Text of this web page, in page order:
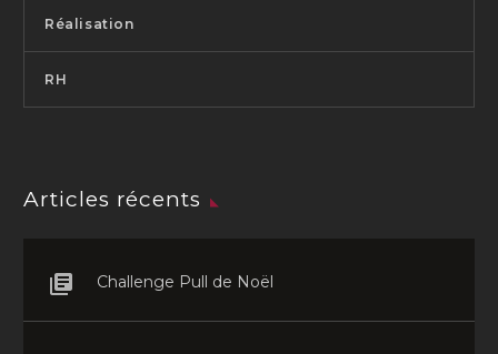
Réalisation
RH
Articles récents
Challenge Pull de Noël